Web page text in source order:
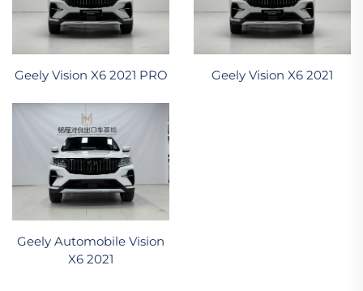
Geely Vision X6 2021 PRO Geely Vision X6 2021
Geely Automobile Vision
X6 2021